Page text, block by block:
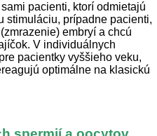
pacienti, ktorí odmietajú
stimuláciu, prípadne pacienti,
embryí a chcú
V individuálnych
pacientky vyššieho veku,
optimálne na klasickú